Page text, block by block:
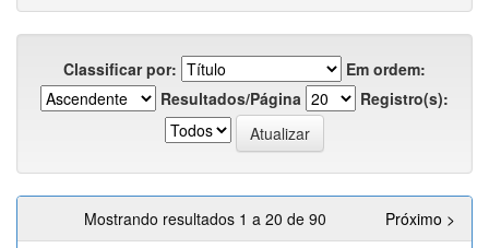
Classificar por:
Em ordem:
Resultados/Página
Registro(s):
Mostrando resultados 1 a 20 de 90
Próximo >